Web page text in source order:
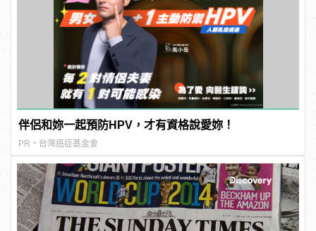
伴侶和妳一起預防HPV，才有資格說愛妳！
PR・台灣癌症基金會